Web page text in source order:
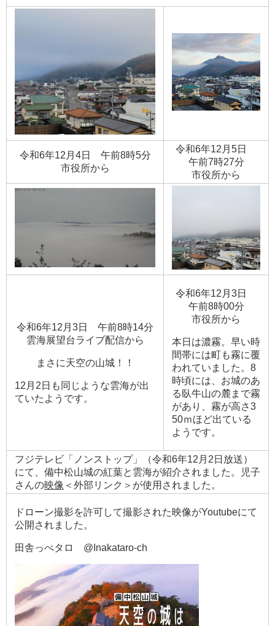
令和6年12月4日 午前8時5分
​市役所から
令和6年12月5日
午前7時27分
​市役所から
令和6年12月3日 午前8時14分
​雲海展望台ライブ配信から
まさに天空の山城！！
12月2日も同じような雲海が出
ていたようです。
令和6年12月3日
午前8時00分
​市役所から
本日は濃霧。早い時
間帯には町も霧に覆
われていました。8
時頃には、お城のあ
る臥牛山の麓まで霧
があり、霧が高さ3
50ｍほど出ている
ようです。
フジテレビ「ノンストップ」（令和6年12月2日放送）
にて、備中松山城の紅葉と雲海が紹介されました。児子
さんの映像 ＜外部リンク＞ が使用されました。
ドローン撮影を許可して撮影された映像がYoutubeにて
公開されました。
田舎っぺタロ @Inakataro-ch​